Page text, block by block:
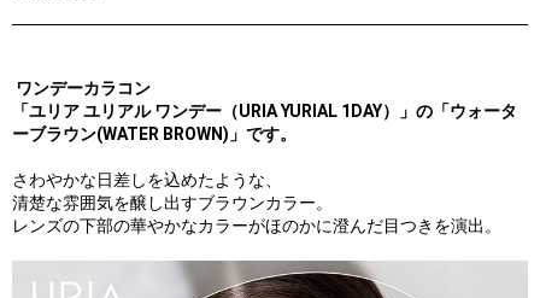
ワンデーカラコン
「ユリア ユリアル ワンデー（URIA YURIAL 1DAY）」の「ウォータ
ーブラウン(WATER BROWN)」です。
さわやかな日差しを込めたような、
清楚な雰囲気を醸し出すブラウンカラー。
レンズの下部の華やかなカラーがほのかに澄んだ目つきを演出。